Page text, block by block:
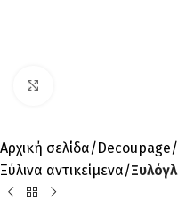
Αρχική σελίδα Decoupage
Ξύλινα αντικείμενα